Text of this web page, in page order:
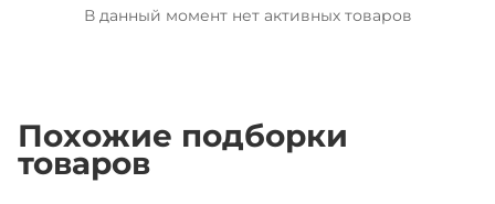
В данный момент нет активных товаров
Похожие подборки
товаров